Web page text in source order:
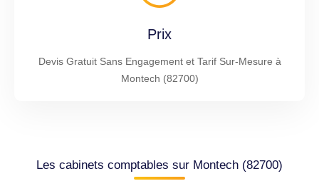
Prix
Devis Gratuit Sans Engagement et Tarif Sur-Mesure à
Montech (82700)
Les cabinets comptables sur Montech (82700)